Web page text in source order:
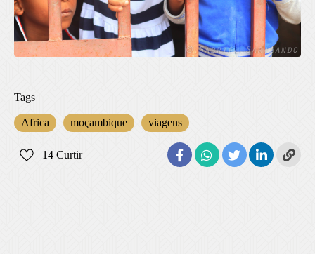
Tags
Africa moçambique viagens
14 Curtir